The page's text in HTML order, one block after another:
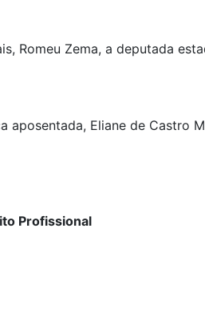
Romeu Zema, a deputada
aposentada, Eliane de Castro
Profissional